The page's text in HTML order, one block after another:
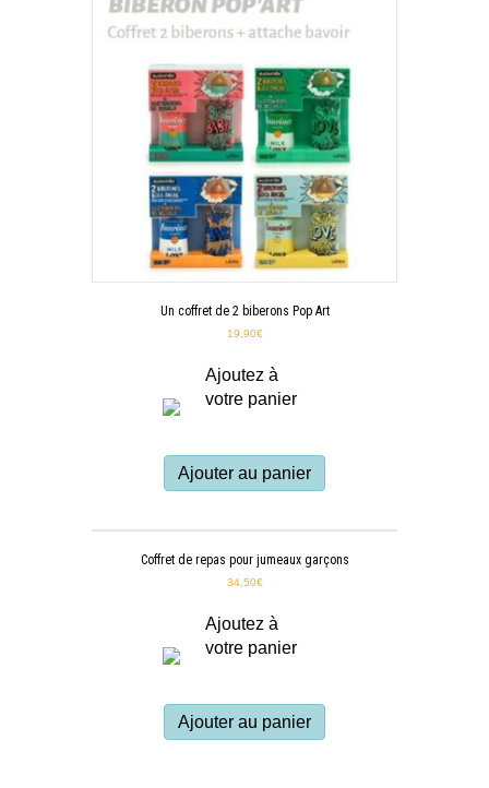
Un coffret de 2 biberons Pop Art
19,90€
Ajoutez à
votre panier
Ajouter au panier
Coffret de repas pour jumeaux garçons
34,50€
Ajoutez à
votre panier
Ajouter au panier